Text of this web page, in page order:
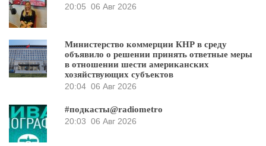
20:05 06 Авг 2026
Министерство коммерции КНР в среду
объявило о решении принять ответные меры
в отношении шести американских
хозяйствующих субъектов
20:04 06 Авг 2026
#подкасты@radiometro
20:03 06 Авг 2026